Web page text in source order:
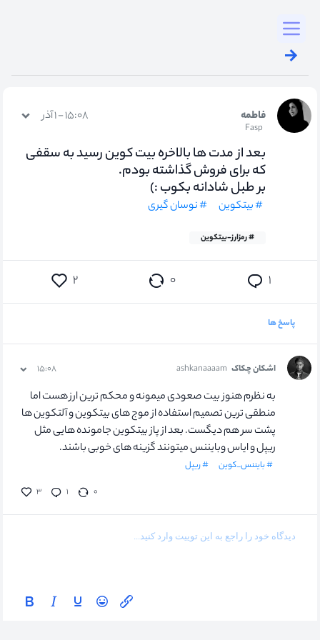
فاطمه
Fasp
۱۵:۰۸ - ۱ آذر
بعد از مدت ها بالاخره بیت کوین رسید به سقفی
که برای فروش گذاشته بودم.
بر طبل شادانه بکوب :)
# بیتکوین # نوسان گیری
# رمزارز-بیتکوین
۱ ۰ ۲
پاسخ ها
اشکان چکاک ashkanaaaam ۱۵:۰۸
به نظرم هنوز بیت صعودی میمونه و محکم ترین ارز هست اما
منطقی ترین تصمیم استفاده از موج های بیتکوین و آلتکوین ها
پشت سر هم دیگست. بعد از پاز بیتکوین جامونده هایی مثل
ریپل و ایاس وبایننس میتونند گزینه های خوبی باشند.
# بایننس_کوین # ریپل
۳ ۱ ۰